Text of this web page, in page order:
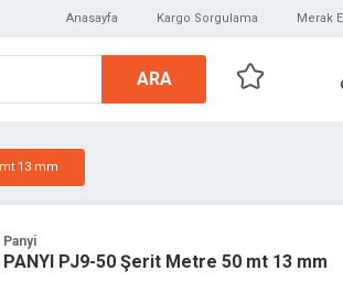
Anasayfa Kargo Sorgulama Merak
ARA
13 mm
Panyi
PANYI PJ9-50 Şerit Metre 50 mt 13 mm